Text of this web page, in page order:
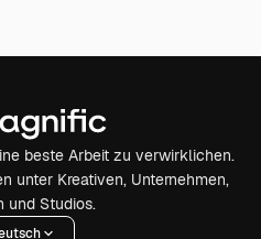
beste Arbeit zu verwirklichen.
unter Kreativen, Unternehmen,
und Studios.